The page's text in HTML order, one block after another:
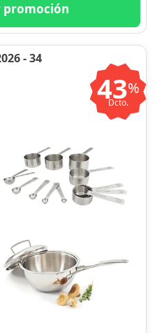
promoción
- 34
43%
Dcto.